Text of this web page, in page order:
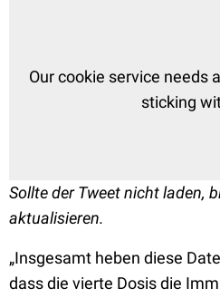
Our cookie service needs
sticking
Sollte der Tweet nicht laden,
aktualisieren.
„Insgesamt heben diese
dass die vierte Dosis die